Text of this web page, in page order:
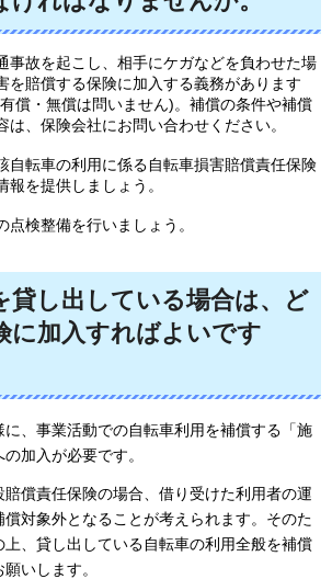
事故を起こし、相手にケガなどを負わせた場
を賠償する保険に加入する義務があります
償・無償は問いません)。補償の条件や補償
は、保険会社にお問い合わせください。
自転車の利用に係る自転車損害賠償責任保険
を提供しましょう。
点検整備を行いましょう。
貸し出している場合は、ど
に加入すればよいです
に、事業活動での自転車利用を補償する「施
加入が必要です。
賠償責任保険の場合、借り受けた利用者の運
対象外となることが考えられます。そのた
、貸し出している自転車の利用全般を補償
いします。